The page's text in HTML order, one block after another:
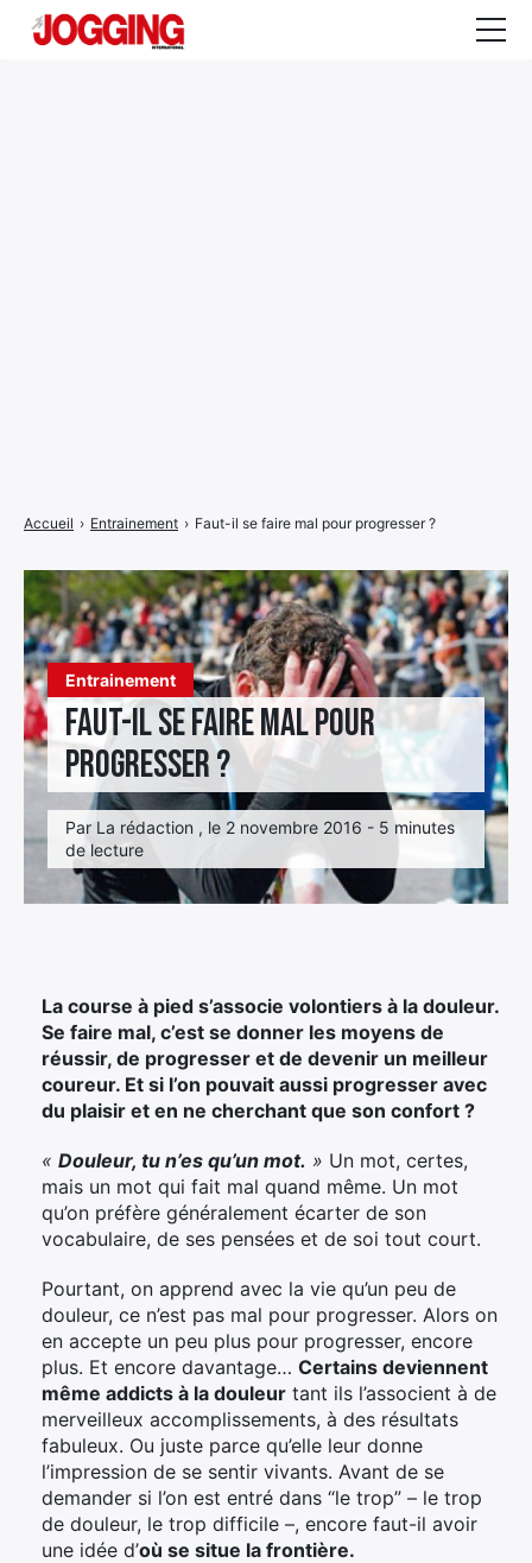
Entrainement
Faut-il se faire mal pour
progresser ?
Par La rédaction , le 2 novembre 2016 - 5 minutes
de lecture
Accueil › Entrainement › Faut-il se faire mal pour progresser ?
La course à pied s’associe volontiers à la douleur.
Se faire mal, c’est se donner les moyens de
réussir, de progresser et de devenir un meilleur
coureur. Et si l’on pouvait aussi progresser avec
du plaisir et en ne cherchant que son confort ?
« Douleur, tu n’es qu’un mot. » Un mot, certes,
mais un mot qui fait mal quand même. Un mot
qu’on préfère généralement écarter de son
vocabulaire, de ses pensées et de soi tout court.
Pourtant, on apprend avec la vie qu’un peu de
douleur, ce n’est pas mal pour progresser. Alors on
en accepte un peu plus pour progresser, encore
plus. Et encore davantage… Certains deviennent
même addicts à la douleur tant ils l’associent à de
merveilleux accomplissements, à des résultats
fabuleux. Ou juste parce qu’elle leur donne
l’impression de se sentir vivants. Avant de se
demander si l’on est entré dans “le trop” – le trop
de douleur, le trop difficile –, encore faut-il avoir
une idée d’où se situe la frontière.
Élément
de
menu
Élément
de
menu
Élément
de
menu